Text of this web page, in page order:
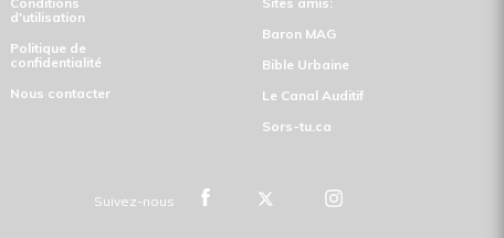
d'utilisation
Politique de
confidentialité
Nous contacter
Baron MAG
Bible Urbaine
Le Canal Auditif
Sors-tu.ca
Suivez-nous